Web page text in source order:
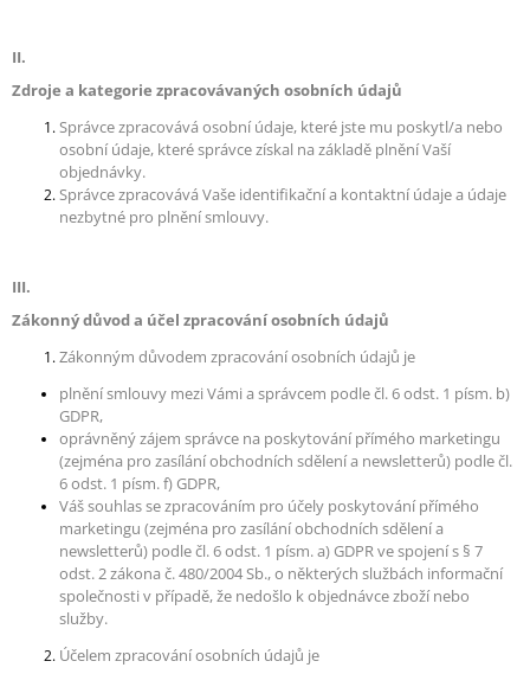
II.
Zdroje a kategorie zpracovávaných osobních údajů
Správce zpracovává osobní údaje, které jste mu poskytl/a nebo
osobní údaje, které správce získal na základě plnění Vaší
objednávky.
Správce zpracovává Vaše identifikační a kontaktní údaje a údaje
nezbytné pro plnění smlouvy.
III.
Zákonný důvod a účel zpracování osobních údajů
Zákonným důvodem zpracování osobních údajů je
plnění smlouvy mezi Vámi a správcem podle čl. 6 odst. 1 písm. b)
GDPR,
oprávněný zájem správce na poskytování přímého marketingu
(zejména pro zasílání obchodních sdělení a newsletterů) podle čl.
6 odst. 1 písm. f) GDPR,
Váš souhlas se zpracováním pro účely poskytování přímého
marketingu (zejména pro zasílání obchodních sdělení a
newsletterů) podle čl. 6 odst. 1 písm. a) GDPR ve spojení s § 7
odst. 2 zákona č. 480/2004 Sb., o některých službách informační
společnosti v případě, že nedošlo k objednávce zboží nebo
služby.
Účelem zpracování osobních údajů je